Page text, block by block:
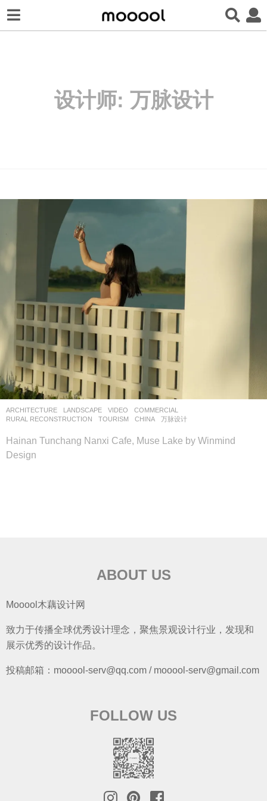
设计师: 万脉设计
ARCHITECTURE LANDSCAPE VIDEO COMMERCIAL
RURAL RECONSTRUCTION
,TOURISM CHINA 万脉设计
Hainan Tunchang Nanxi Cafe, Muse Lake by Winmind
Design
ABOUT US
Mooool木藕设计网
致力于传播全球优秀设计理念，聚焦景观设计行业，发现和
展示优秀的设计作品。
投稿邮箱：mooool-serv@qq.com / mooool-serv@gmail.com
FOLLOW US